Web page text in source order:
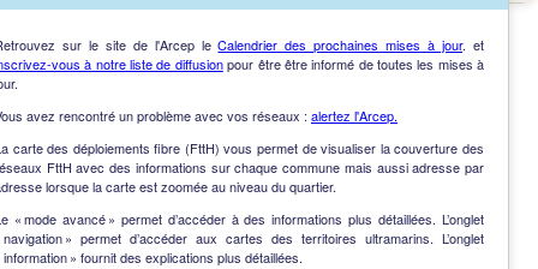
sur le site de l'Arcep leCalendrier des prochaines mises à jour. et
vous à notre liste de diffusionpour être être informé de toutes les mises à
avez rencontré un problème avec vos réseaux : alertez l'Arcep.
carte des déploiements fibre (FttH) vous permet de visualiser la couverture des
FttH avec des informations sur chaque commune mais aussi adresse par
lorsque la carte est zoomée au niveau du quartier.
« mode avancé » permet d’accéder à des informations plus détaillées. L’onglet
navigation » permet d’accéder aux cartes des territoires ultramarins. L’onglet
information » fournit des explications plus détaillées.